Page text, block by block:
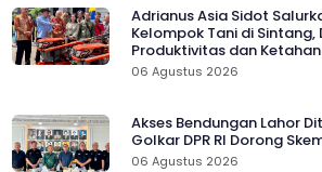
Adrianus Asia Sidot
Kelompok Tani di Sintang,
Produktivitas dan
06 Agustus 2026
Akses Bendungan Lahor
Golkar DPR RI Dorong
06 Agustus 2026